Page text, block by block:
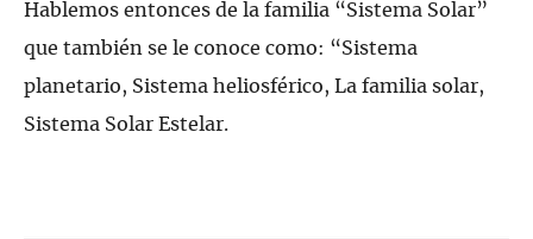
Hablemos entonces de la familia “Sistema Solar”
que también se le conoce como: “Sistema
planetario, Sistema heliosférico, La familia solar,
Sistema Solar Estelar.